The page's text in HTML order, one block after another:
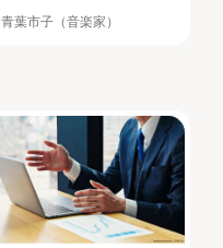
青葉市子（音楽家）